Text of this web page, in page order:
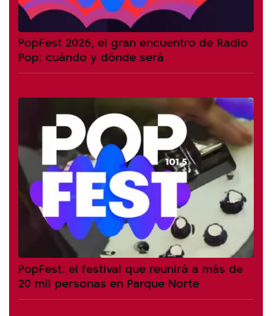
PopFest 2026, el gran encuentro de Radio
Pop: cuándo y dónde será
PopFest: el festival que reunirá a más de
20 mil personas en Parque Norte